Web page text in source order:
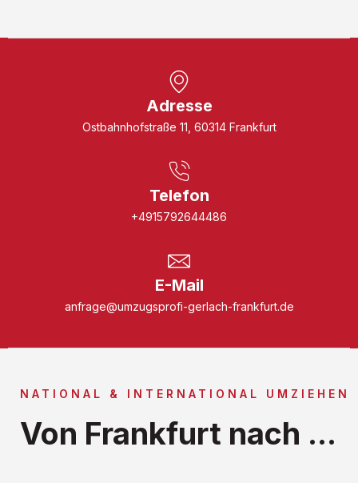
Adresse
Ostbahnhofstraße 11, 60314 Frankfurt
Telefon
+4915792644486
E-Mail
anfrage@umzugsprofi-gerlach-frankfurt.de
NATIONAL & INTERNATIONAL UMZIEHEN
Von Frankfurt nach ...